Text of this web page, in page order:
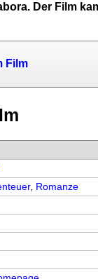
Der Film
Film
, Romanze